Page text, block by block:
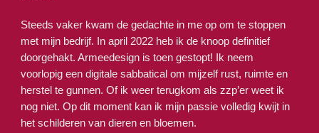
Steeds vaker kwam de gedachte in me op om te stoppen
met mijn bedrijf. In april 2022 heb ik de knoop definitief
doorgehakt. Armeedesign is toen gestopt! Ik neem
voorlopig een digitale sabbatical om mijzelf rust, ruimte en
herstel te gunnen. Of ik weer terugkom als zzp’er weet ik
nog niet. Op dit moment kan ik mijn passie volledig kwijt in
het schilderen van dieren en bloemen.